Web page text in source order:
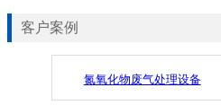
客户案例
氮氧化物废气处理设备